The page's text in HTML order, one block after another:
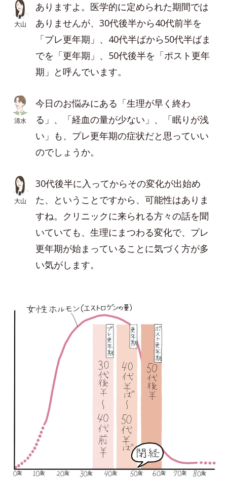
大山
ありますよ。医学的に定められた期間では
ありませんが、30代後半から40代前半を
「プレ更年期」、40代半ばから50代半ばま
でを「更年期」、50代後半を「ポスト更年
期」と呼んでいます。
清水
今日のお悩みにある「生理が早く終わ
る」、「経血の量が少ない」、「眠りが浅
い」も、プレ更年期の症状だと思っていい
のでしょうか。
大山
30代後半に入ってからその変化が出始め
た、ということですから、可能性はありま
すね。クリニックに来られる方々の話を聞
いていても、生理にまつわる変化で、プレ
更年期が始まっていることに気づく方が多
い気がします。